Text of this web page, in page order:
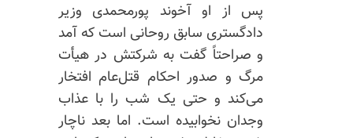
پس از او آخوند پورمحمدی وزیر
دادگستری سابق روحانی است که آمد
و صراحتاً گفت به شرکتش در هیأت
مرگ و صدور احکام قتل‌عام افتخار
می‌کند و حتی یک شب را با عذاب
وجدان نخوابیده است. اما بعد ناچار